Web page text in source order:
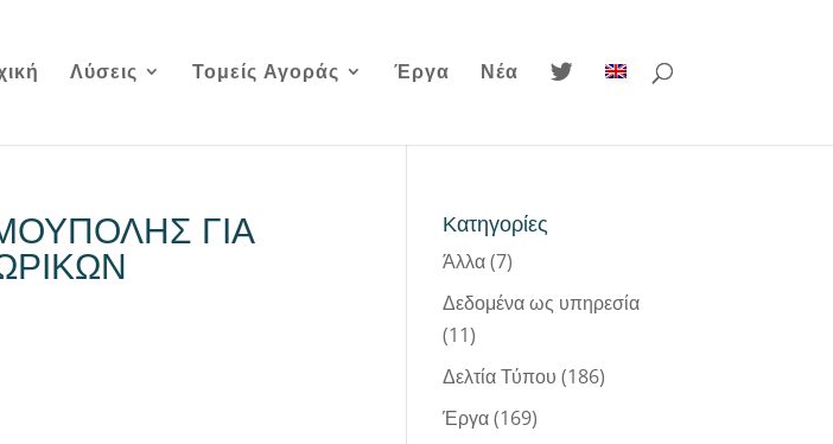
Λύσεις Τομείς Αγοράς Έργα Νέα
ΓΙΑ Κατηγορίες
Άλλα(7)
Δεδομένα ως υπηρεσία
(11)
Δελτία Τύπου (186)
Έργα(169)